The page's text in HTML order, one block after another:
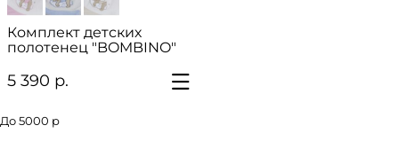
Комплект детских
полотенец "BOMBINO"
5 390 р.
До 5000 р